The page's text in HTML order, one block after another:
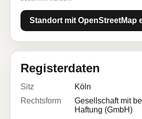
Standort mit OpenStreetMap
Registerdaten
Sitz
Köln
Rechtsform
Gesellschaft mit
Haftung (GmbH)